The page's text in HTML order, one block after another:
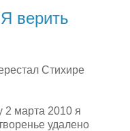
верить
Стихире
2 марта 2010 я
удалено